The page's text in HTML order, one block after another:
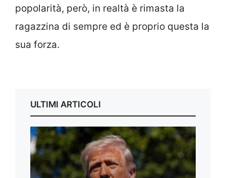
popolarità, però, in realtà è rimasta la
ragazzina di sempre ed è proprio questa la
sua forza.
ULTIMI ARTICOLI